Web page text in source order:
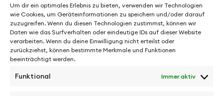
Um dir ein optimales Erlebnis zu bieten, verwenden wir Technologien
wie Cookies, um Geräteinformationen zu speichern und/oder darauf
zuzugreifen. Wenn du diesen Technologien zustimmst, können wir
Daten wie das Surfverhalten oder eindeutige IDs auf dieser Website
verarbeiten. Wenn du deine Einwilligung nicht erteilst oder
zurückziehst, können bestimmte Merkmale und Funktionen
beeinträchtigt werden.
Funktional Immer aktiv
Homepage
Work